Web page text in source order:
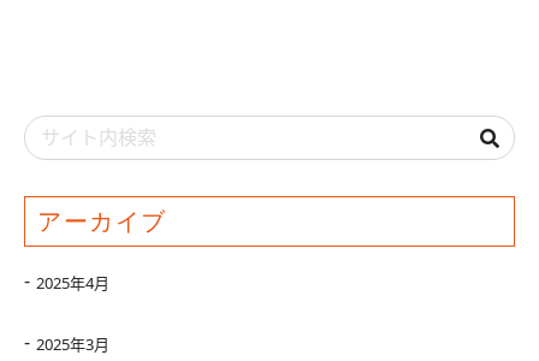
アーカイブ
2025年4月
2025年3月